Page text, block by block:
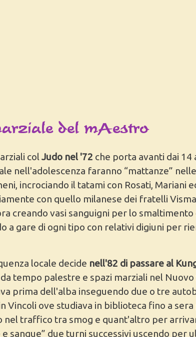
del mAestro
colJudo nel '72 che porta avanti dai 14
nell'adolescenza faranno “mattanze”
incrociando il tatami con Rosati, Mariani
con quello milanese dei fratelli
creando vasi sanguigni per lo
a gare di ogni tipo con relativi digiuni per
locale decide nell'82 di passare al
tempo palestre e spazi marziali nel Nuovo
prima dell'alba inseguendo due o tre
Vincoli ove studiava in biblioteca fino a
traffico tra smog e quant'altro per
sangue” due turni successivi uscendo per